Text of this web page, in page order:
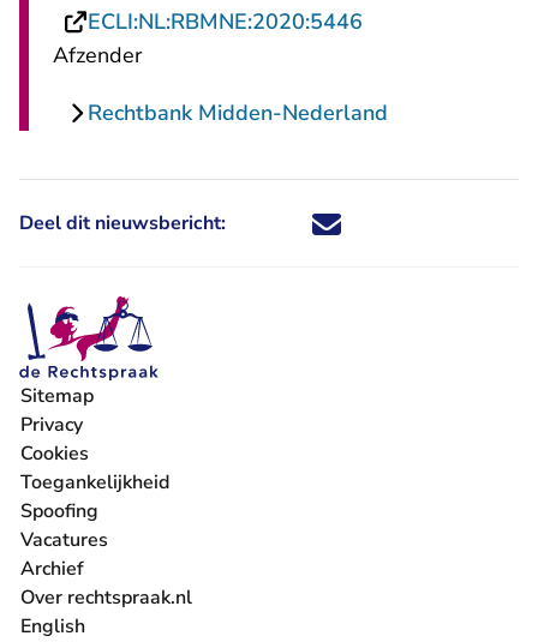
ECLI:NL:RBMNE:2020:5446
Afzender
Rechtbank Midden-Nederland
Deel dit nieuwsbericht: Deel dit nieuwsbericht via X -
Deel dit nieuwsbericht via
Deel dit nieuwsbericht
Deel dit
Sitemap
Privacy
Cookies
Toegankelijkheid
Spoofing
Vacatures
- U verlaat Rechtspraak.nl
Archief
Over rechtspraak.nl
English